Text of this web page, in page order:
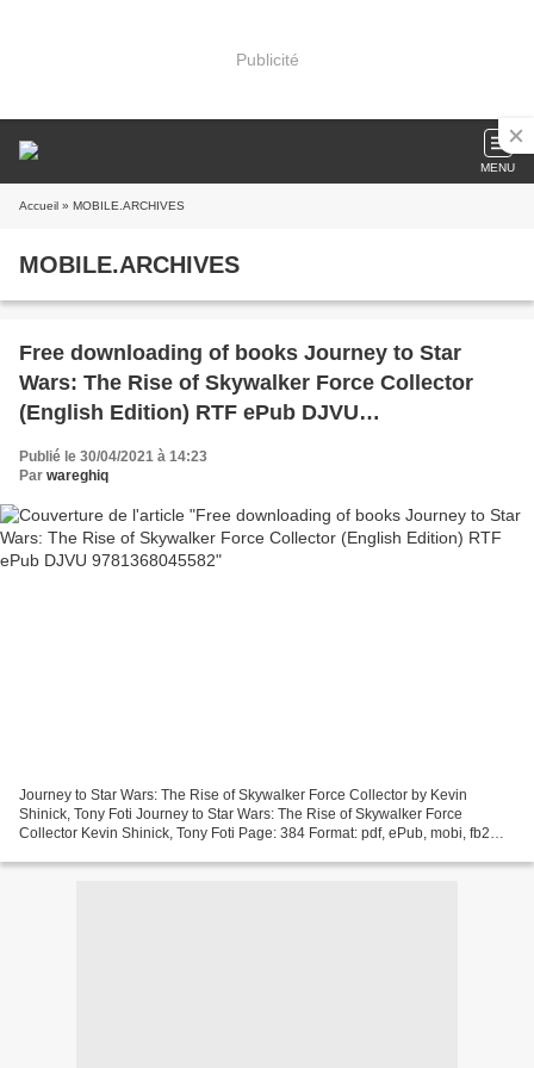
Publicité
MENU
Accueil » MOBILE.ARCHIVES
MOBILE.ARCHIVES
Free downloading of books Journey to Star
Wars: The Rise of Skywalker Force Collector
(English Edition) RTF ePub DJVU
9781368045582
Publié le 30/04/2021 à 14:23
Par wareghiq
Journey to Star Wars: The Rise of Skywalker Force Collector by Kevin
Shinick, Tony Foti Journey to Star Wars: The Rise of Skywalker Force
Collector Kevin Shinick, Tony Foti Page: 384 Format: pdf, ePub, mobi, fb2